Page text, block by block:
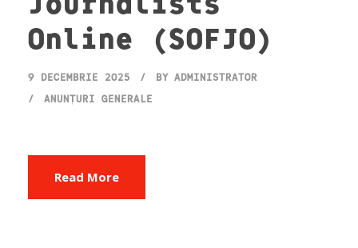
Online (SOFJO)
9 DECEMBRIE 2025 BY ADMINISTRATOR
ANUNȚURI GENERALE
Read More